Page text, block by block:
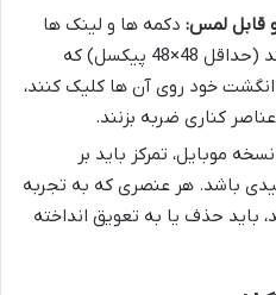
قابل لمس: دکمه ها و لینک ها
باید به اندازه ای بزرگ باشند (حداقل 48×48 پیکسل) که
انگشت خود روی آن ها کلیک کنند،
کناری ضربه بزنند.
موبایل، تمرکز باید بر
باشد. هر عنصری که به تجربه
باید حذف یا به تعویق انداخته